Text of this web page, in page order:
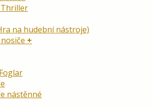
na hudební nástroje)
nástěnné